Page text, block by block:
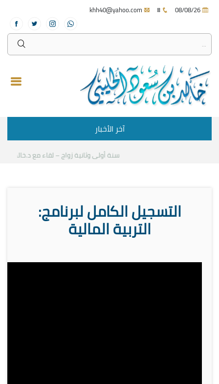
#
آخر الأخبار
سنة أولى وثانية زواج – لقاء مع د.خالد
التسجيل الكامل لبرنامج:
التربية المالية